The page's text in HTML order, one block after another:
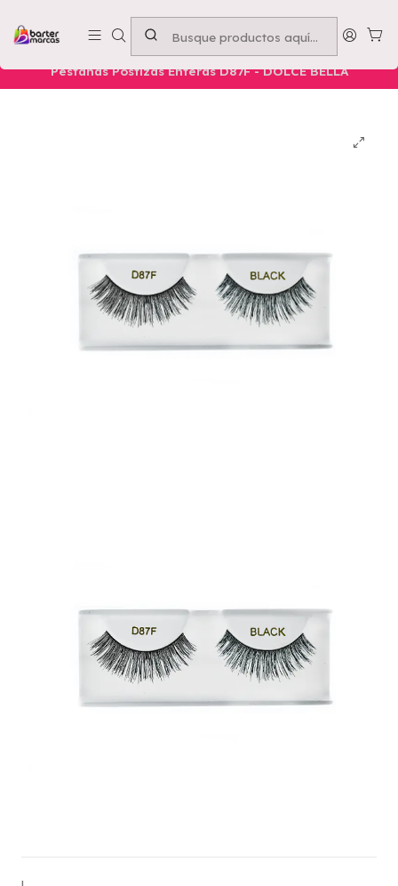
Emprende con nosotros -Compra mínima $50.000
Nuestros Productos Belleza Ojos
Pestañas Postizas Enteras D87F - DOLCE BELLA